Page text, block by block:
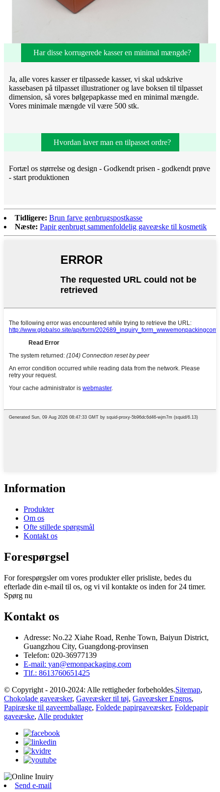
Har disse korrugerede kasser en minimal mængde?
Ja, alle vores kasser er tilpassede kasser, vi skal udskrive
kassebasen på tilpasset illustrationer og lave boksen til tilpasset
dimension, så vores bølgepapkasse med en minimal mængde.
Vores minimale mængde vil være 500 stk.
Hvordan laver man en tilpasset ordre?
Fortæl os størrelse og design - Godkendt prisen - godkendt prøve
- start produktionen
Tidligere: Brun farve genbrugspostkasse
Næste: Papir genbrugt sammenfoldelig gaveæske til kosmetik
Information
Produkter
Om os
Ofte stillede spørgsmål
Kontakt os
Forespørgsel
For forespørgsler om vores produkter eller prisliste, bedes du
efterlade din e-mail til os, og vi vil kontakte os inden for 24 timer.
Spørg nu
Kontakt os
Adresse: No.22 Xiahe Road, Renhe Town, Baiyun District,
Guangzhou City, Guangdong-provinsen
Telefon: 020-36977139
E-mail: yan@emonpackaging.com
Tlf.: 8613760651425
© Copyright - 2010-2024: Alle rettigheder forbeholdes.Sitemap,
Chokolade gaveæsker, Gaveæsker til tøj, Gaveæsker Engros,
Papiræske til gaveemballage, Foldede papirgaveæsker, Foldepapir
gaveæske, Alle produkter
Send e-mail